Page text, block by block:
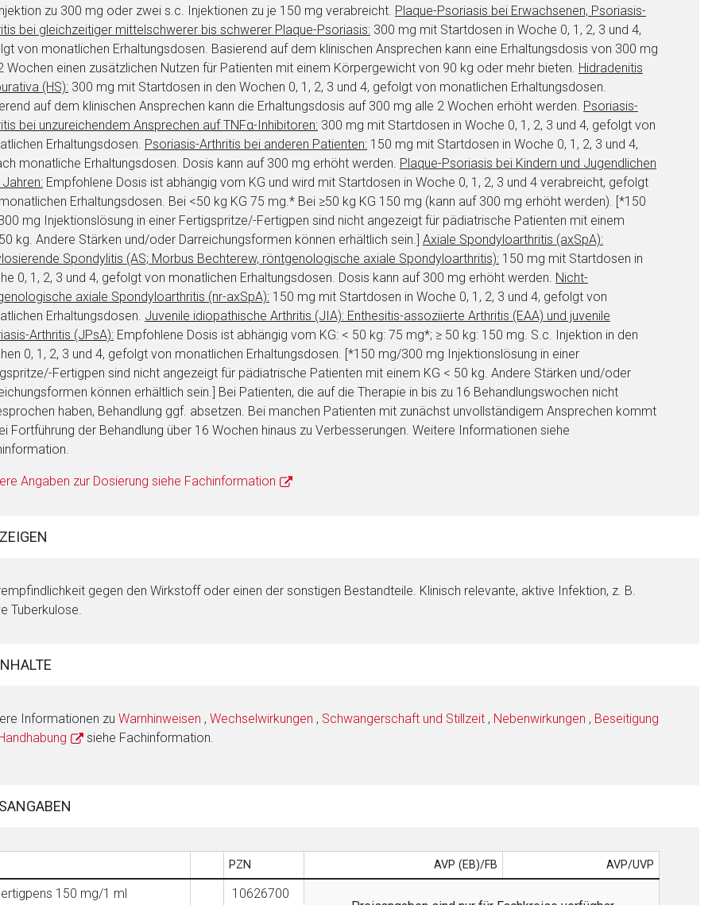
zu 300 mg oder zwei s.c. Injektionen zu je 150 mg verabreicht. Plaque-Psoriasis bei Erwachsenen, Psoriasis-
bei gleichzeitiger mittelschwerer bis schwerer Plaque-Psoriasis: 300 mg mit Startdosen in Woche 0, 1, 2, 3 und 4,
von monatlichen Erhaltungsdosen. Basierend auf dem klinischen Ansprechen kann eine Erhaltungsdosis von 300 mg
Wochen einen zusätzlichen Nutzen für Patienten mit einem Körpergewicht von 90 kg oder mehr bieten. Hidradenitis
(HS): 300 mg mit Startdosen in den Wochen 0, 1, 2, 3 und 4, gefolgt von monatlichen Erhaltungsdosen.
auf dem klinischen Ansprechen kann die Erhaltungsdosis auf 300 mg alle 2 Wochen erhöht werden. Psoriasis-
bei unzureichendem Ansprechen auf TNFα-Inhibitoren: 300 mg mit Startdosen in Woche 0, 1, 2, 3 und 4, gefolgt von
Erhaltungsdosen. Psoriasis-Arthritis bei anderen Patienten: 150 mg mit Startdosen in Woche 0, 1, 2, 3 und 4,
monatliche Erhaltungsdosen. Dosis kann auf 300 mg erhöht werden. Plaque-Psoriasis bei Kindern und Jugendlichen
Empfohlene Dosis ist abhängig vom KG und wird mit Startdosen in Woche 0, 1, 2, 3 und 4 verabreicht, gefolgt
Erhaltungsdosen. Bei <50 kg KG 75 mg.* Bei ≥50 kg KG 150 mg (kann auf 300 mg erhöht werden). [*150
mg Injektionslösung in einer Fertigspritze/-Fertigpen sind nicht angezeigt für pädiatrische Patienten mit einem
kg. Andere Stärken und/oder Darreichungsformen können erhältlich sein.] Axiale Spondyloarthritis (axSpA):
Spondylitis (AS; Morbus Bechterew, röntgenologische axiale Spondyloarthritis): 150 mg mit Startdosen in
0, 1, 2, 3 und 4, gefolgt von monatlichen Erhaltungsdosen. Dosis kann auf 300 mg erhöht werden. Nicht-
axiale Spondyloarthritis (nr-axSpA): 150 mg mit Startdosen in Woche 0, 1, 2, 3 und 4, gefolgt von
Erhaltungsdosen. Juvenile idiopathische Arthritis (JIA): Enthesitis-assoziierte Arthritis (EAA) und juvenile
Arthritis (JPsA): Empfohlene Dosis ist abhängig vom KG: < 50 kg: 75 mg*; ≥ 50 kg: 150 mg. S.c. Injektion in den
0, 1, 2, 3 und 4, gefolgt von monatlichen Erhaltungsdosen. [*150 mg/300 mg Injektionslösung in einer
Fertigpen sind nicht angezeigt für pädiatrische Patienten mit einem KG < 50 kg. Andere Stärken und/oder
können erhältlich sein.] Bei Patienten, die auf die Therapie in bis zu 16 Behandlungswochen nicht
haben, Behandlung ggf. absetzen. Bei manchen Patienten mit zunächst unvollständigem Ansprechen kommt
Fortführung der Behandlung über 16 Wochen hinaus zu Verbesserungen. Weitere Informationen siehe
Angaben zur Dosierung siehe Fachinformation
gegen den Wirkstoff oder einen der sonstigen Bestandteile. Klinisch relevante, aktive Infektion, z. B.
Tuberkulose.
Informationen zu Warnhinweisen , Wechselwirkungen , Schwangerschaft und Stillzeit , Nebenwirkungen , Beseitigung
siehe Fachinformation.
PZN AVP (EB)/FB AVP/UVP
150 mg/1 ml
10626700
Zurück zur rote-liste.de Zur Seite